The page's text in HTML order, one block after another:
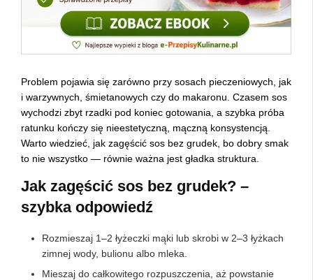
Problem pojawia się zarówno przy sosach pieczeniowych, jak
i warzywnych, śmietanowych czy do makaronu. Czasem sos
wychodzi zbyt rzadki pod koniec gotowania, a szybka próba
ratunku kończy się nieestetyczną, mączną konsystencją.
Warto wiedzieć, jak zagęścić sos bez grudek, bo dobry smak
to nie wszystko — równie ważna jest gładka struktura.
Jak zagęścić sos bez grudek? –
szybka odpowiedź
Rozmieszaj 1–2 łyżeczki mąki lub skrobi w 2–3 łyżkach
zimnej wody, bulionu albo mleka.
Mieszaj do całkowitego rozpuszczenia, aż powstanie